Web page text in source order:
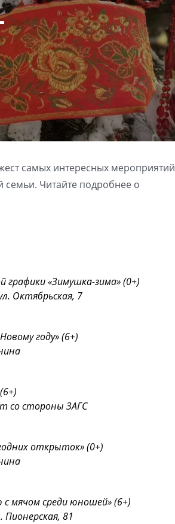
самых интересных мероприятий
семьи. Читайте подробнее о
графики «Зимушка-зима» (0+)
Октябрьская, 7
году» (6+)
со стороны ЗАГС
открыток» (0+)
с мячом среди юношей» (6+)
81